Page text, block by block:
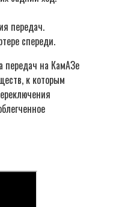
передач.
спереди.
передач на КамАЗе
к которым